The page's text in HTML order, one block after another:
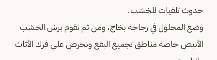
حدوث تلفيات للخشب.
وضع المحلول في زجاجة بخاج، ومن ثم نقوم برش الخشب
الأبيض خاصة مناطق تجميع البقع ونحرص علي فرك الأثاث